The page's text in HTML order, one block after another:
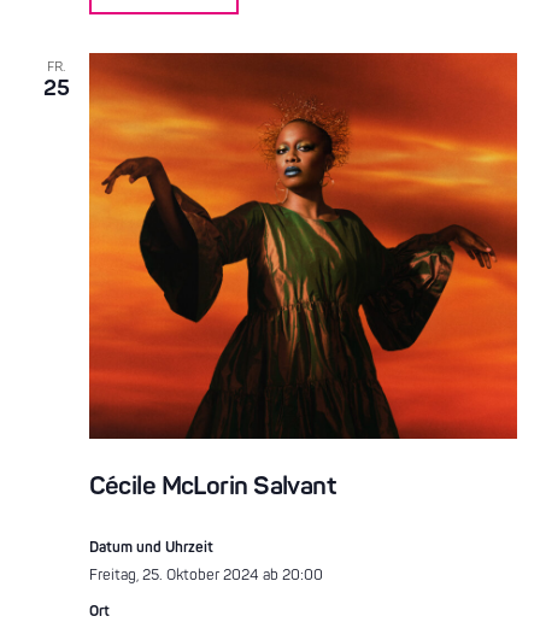
FR.
25
Cécile McLorin Salvant
Datum und Uhrzeit
Freitag, 25. Oktober 2024 ab 20:00
Ort